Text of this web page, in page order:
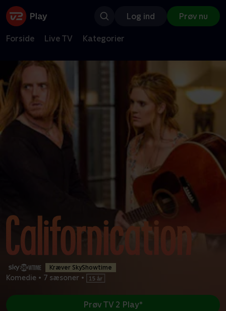
Log ind Prøv nu
Forside Live TV Kategorier
Kræver SkyShowtime
Komedie • 7 sæsoner •
Prøv TV 2 Play*